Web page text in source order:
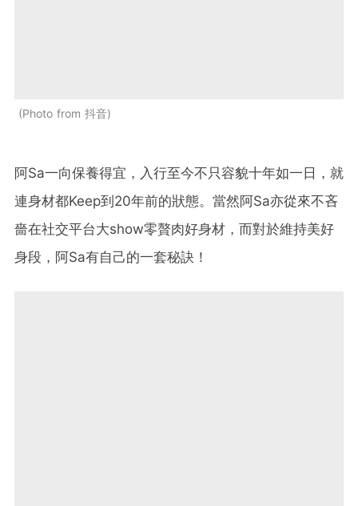
Photo from 抖音
阿Sa一向保養得宜，入行至今不只容貌十年如一日，就
連身材都Keep到20年前的狀態。當然阿Sa亦從來不吝
嗇在社交平台大show零贅肉好身材，而對於維持美好
身段，阿Sa有自己的一套秘訣！